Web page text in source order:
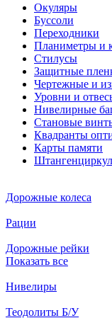
Окуляры
Буссоли
Переходники
Планиметры и
Стилусы
Защитные
Чертежные и
Уровни и
Нивелирные
Становые
Квадранты
Карты памяти
Дорожные колеса
Рации
Дорожные рейки
Показать все
Нивелиры
Теодолиты Б/У